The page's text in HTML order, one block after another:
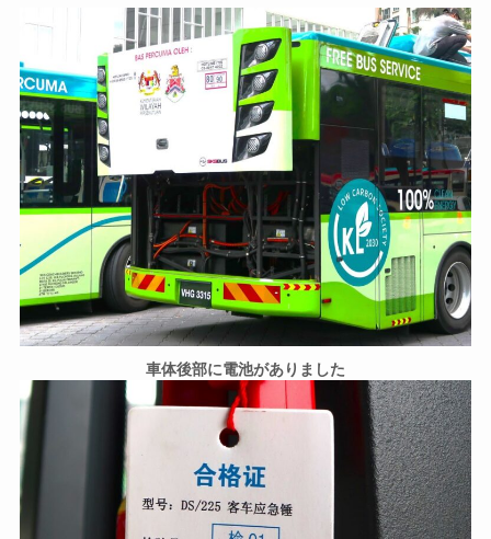
車体後部に電池がありました